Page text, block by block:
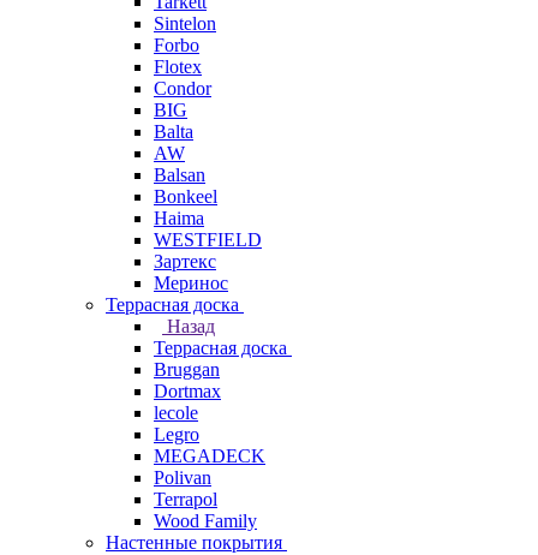
Sintelon
Forbo
Flotex
Condor
BIG
Balta
AW
Balsan
Bonkeel
Haima
WESTFIELD
Зартекс
Меринос
Террасная доска
Назад
Террасная доска
Bruggan
Dortmax
lecole
Legro
MEGADECK
Polivan
Terrapol
Wood Family
Настенные покрытия